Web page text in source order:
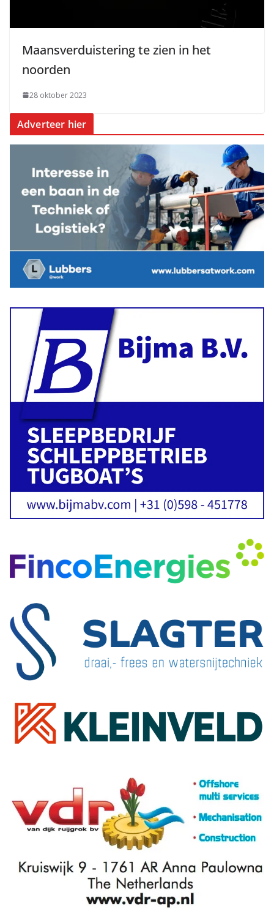
Maansverduistering te zien in het
noorden
28 oktober 2023
Adverteer hier